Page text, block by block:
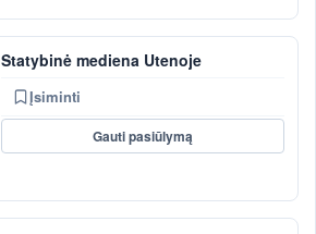
Statybinė mediena Utenoje
Įsiminti
Gauti pasiūlymą